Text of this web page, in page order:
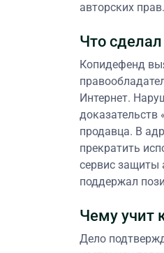
авторских прав.
Что
Копидефенд
Интернет.
доказательств
продавца. В
прекратить
сервис защиты
поддержал
Чему учит
Дело